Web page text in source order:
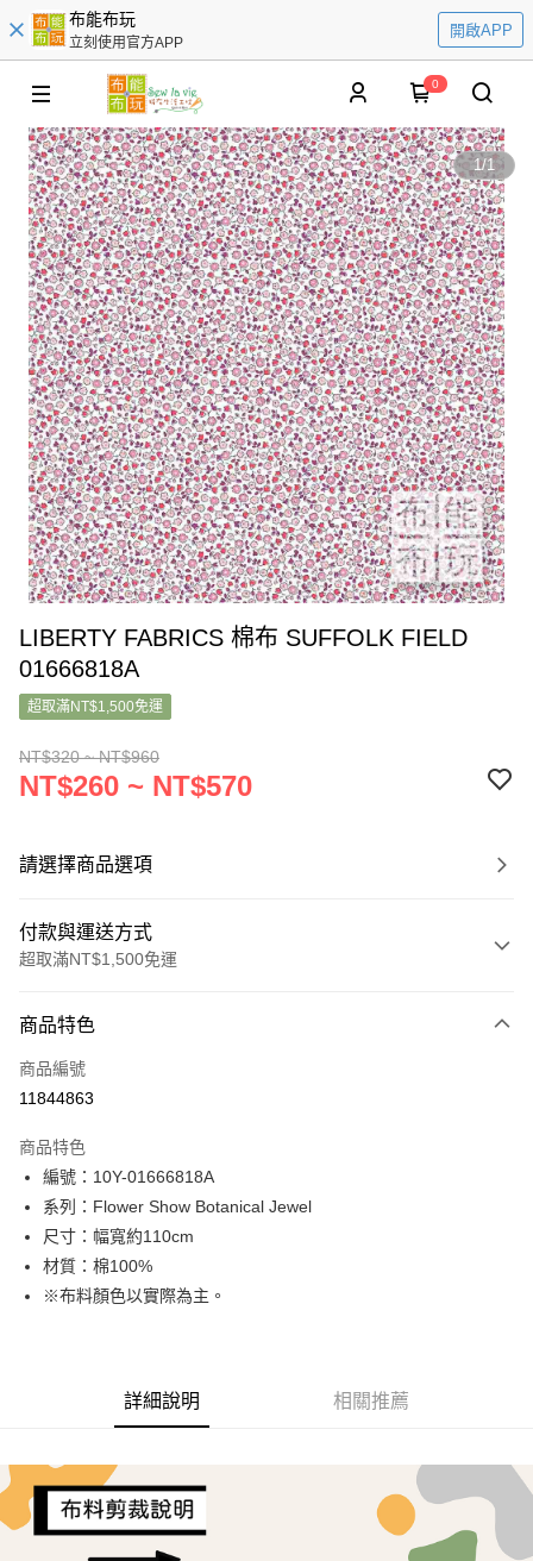
布能布玩
立刻使用官方APP
開啟APP
0
1/1
LIBERTY FABRICS 棉布 SUFFOLK FIELD
01666818A
超取滿NT$1,500免運
NT$320 ~ NT$960
NT$260 ~ NT$570
請選擇商品選項
付款與運送方式
超取滿NT$1,500免運
信用卡一次付款
超商取貨付款
Apple Pay
街口支付
Google Pay
AFTEE先享後付
１．簡單：不需註冊會員、不需綁卡、不需儲值。
３．安心：先確認商品／服務後，再付款。
【「AFTEE先享後付」結帳流程】
１．於結帳方式選擇「AFTEE先享後付」後，將跳轉至「AFTEE先享後付」
結帳頁面，進行簡訊認證並確認金額後，即可完成結帳。
全家取貨付款
每筆NT$65，滿NT$1,500(含以上)免運費
商品特色
商品編號
11844863
商品特色
編號：10Y-01666818A
系列：Flower Show Botanical Jewel
尺寸：幅寬約110cm
材質：棉100%
※布料顏色以實際為主。
詳細說明 相關推薦